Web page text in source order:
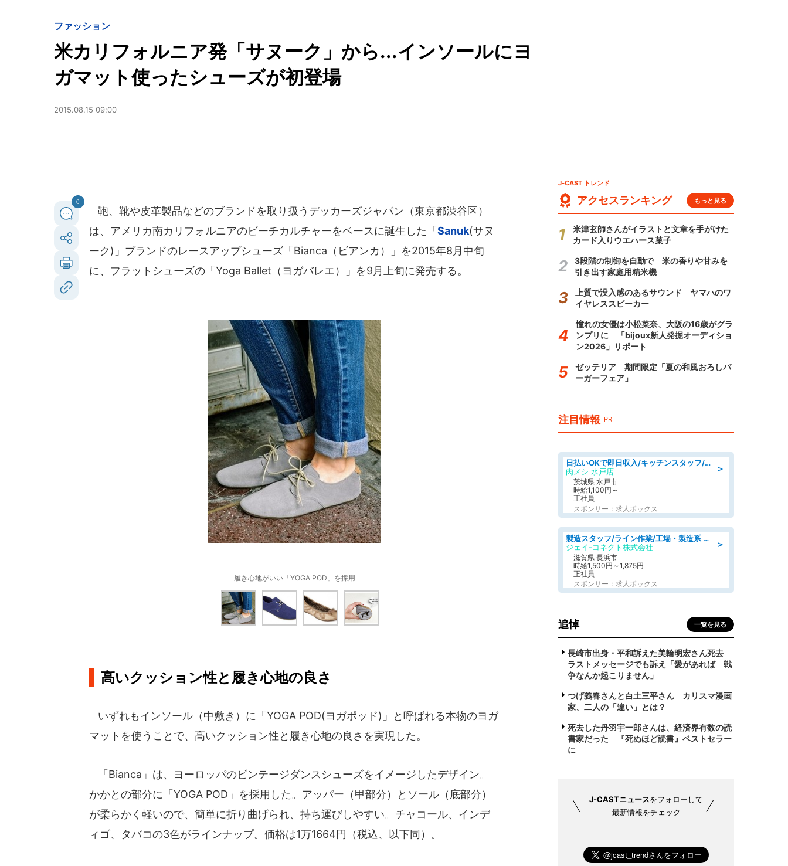
ファッション
米カリフォルニア発「サヌーク」から...インソールにヨ
ガマット使ったシューズが初登場
2015.08.15 09:00
0
鞄、靴や皮革製品などのブランドを取り扱うデッカーズジャパン（東京都渋谷区）
は、アメリカ南カリフォルニアのビーチカルチャーをベースに誕生した「 Sanuk(サヌ
ーク)」ブランドのレースアップシューズ「Bianca（ビアンカ）」を2015年8月中旬
に、フラットシューズの「Yoga Ballet（ヨガバレエ）」を9月上旬に発売する。
履き心地がいい「YOGA POD」を採用
高いクッション性と履き心地の良さ
いずれもインソール（中敷き）に「YOGA POD(ヨガポッド)」と呼ばれる本物のヨガ
マットを使うことで、高いクッション性と履き心地の良さを実現した。
「Bianca」は、ヨーロッパのビンテージダンスシューズをイメージしたデザイン。
かかとの部分に「YOGA POD」を採用した。アッパー（甲部分）とソール（底部分）
が柔らかく軽いので、簡単に折り曲げられ、持ち運びしやすい。チャコール、インデ
ィゴ、タバコの3色がラインナップ。価格は1万1664円（税込、以下同）。
J-CAST トレンド
アクセスランキング もっと見る
米津玄師さんがイラストと文章を手がけた
カード入りウエハース菓子
3段階の制御を自動で 米の香りや甘みを
引き出す家庭用精米機
上質で没入感のあるサウンド ヤマハのワ
イヤレススピーカー
憧れの女優は小松菜奈、大阪の16歳がグラ
ンプリに 「bijoux新人発掘オーディショ
ン2026」リポート
ゼッテリア 期間限定「夏の和風おろしバ
ーガーフェア」
注目情報 PR
＞
日払いOKで即日収入/キッチンスタッフ/「原付免許必須」デリバリー業務など、自己成長可能な幅広い仕事に挑戦!髪型自由&ピアス・ネイルOK/茨城県/水戸市
肉メシ 水戸店
茨城県 水戸市
時給1,100円～
正社員
スポンサー：求人ボックス
＞
製造スタッフ/ライン作業/工場・製造系 エンジン部品の機械加工/未経験可/昼食代無料
ジェイ-コネクト株式会社
滋賀県 長浜市
時給1,500円～1,875円
正社員
スポンサー：求人ボックス
追悼 一覧を見る
長崎市出身・平和訴えた美輪明宏さん死去
ラストメッセージでも訴え「愛があれば 戦
争なんか起こりません」
つげ義春さんと白土三平さん カリスマ漫画
家、二人の「違い」とは？
死去した丹羽宇一郎さんは、経済界有数の読
書家だった 『死ぬほど読書』ベストセラー
に
J-CASTニュースをフォローして
最新情報をチェック